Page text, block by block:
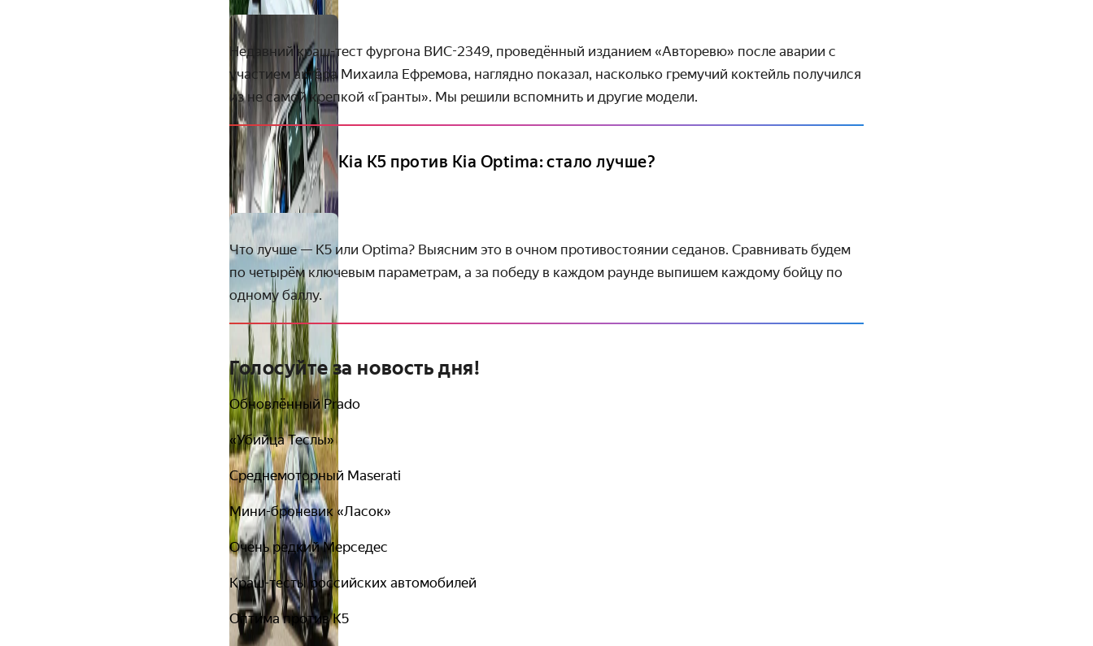
Недавний краш-тест фургона ВИС-2349, проведённый изданием «Авторевю» после аварии с
участием актёра Михаила Ефремова, наглядно показал, насколько гремучий коктейль получился
из не самой крепкой «Гранты». Мы решили вспомнить и другие модели.
Kia K5 против Kia Optima: стало лучше?
Что лучше — K5 или Optima? Выясним это в очном противостоянии седанов. Сравнивать будем
по четырём ключевым параметрам, а за победу в каждом раунде выпишем каждому бойцу по
одному баллу.
Голосуйте за новость дня!
Обновлённый Prado
«Убийца Теслы»
Среднемоторный Maserati
Мини-броневик «Ласок»
Очень редкий Мерседес
Краш-тесты российских автомобилей
Оптима против K5